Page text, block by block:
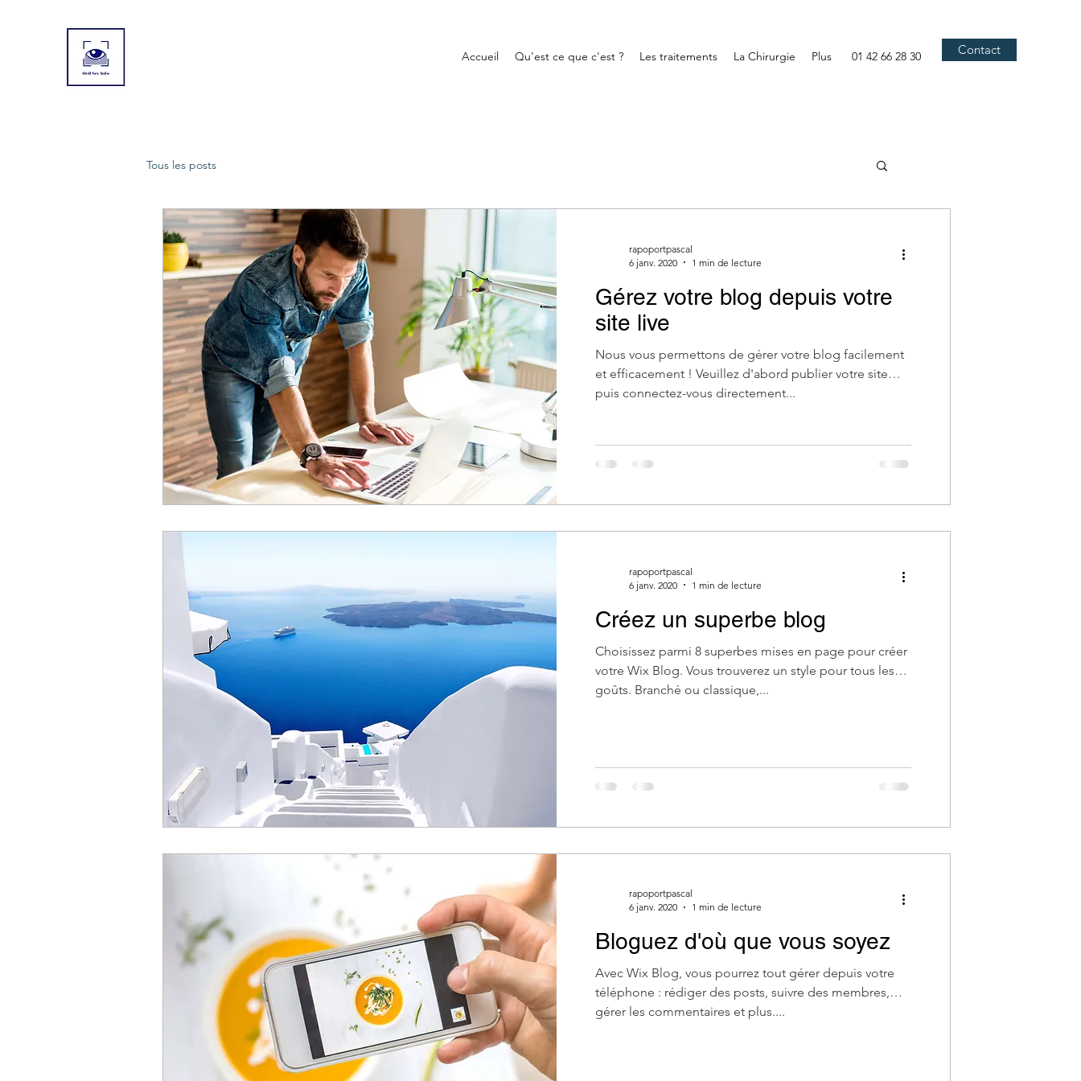
Accueil Qu'est ce que c'est ? Les traitements La Chirurgie Plus 01 42 66 28 30 Contact
Tous les posts
rapoportpascal
6 janv. 2020
1 min de lecture
Gérez votre blog depuis votre
site live
Nous vous permettons de gérer votre blog facilement
et efficacement ! Veuillez d'abord publier votre site
puis connectez-vous directement...
rapoportpascal
6 janv. 2020
1 min de lecture
Créez un superbe blog
Choisissez parmi 8 superbes mises en page pour créer
votre Wix Blog. Vous trouverez un style pour tous les
goûts. Branché ou classique,...
rapoportpascal
6 janv. 2020
1 min de lecture
Bloguez d'où que vous soyez
Avec Wix Blog, vous pourrez tout gérer depuis votre
téléphone : rédiger des posts, suivre des membres,
gérer les commentaires et plus....